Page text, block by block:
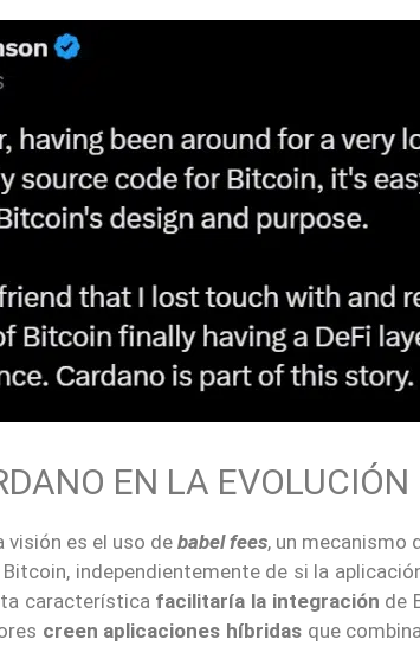
EN LA
visión es el uso debabel fees, un mecanismo
Bitcoin, independientemente de si la
característica facilitaría la integración de
creen aplicaciones híbridasque